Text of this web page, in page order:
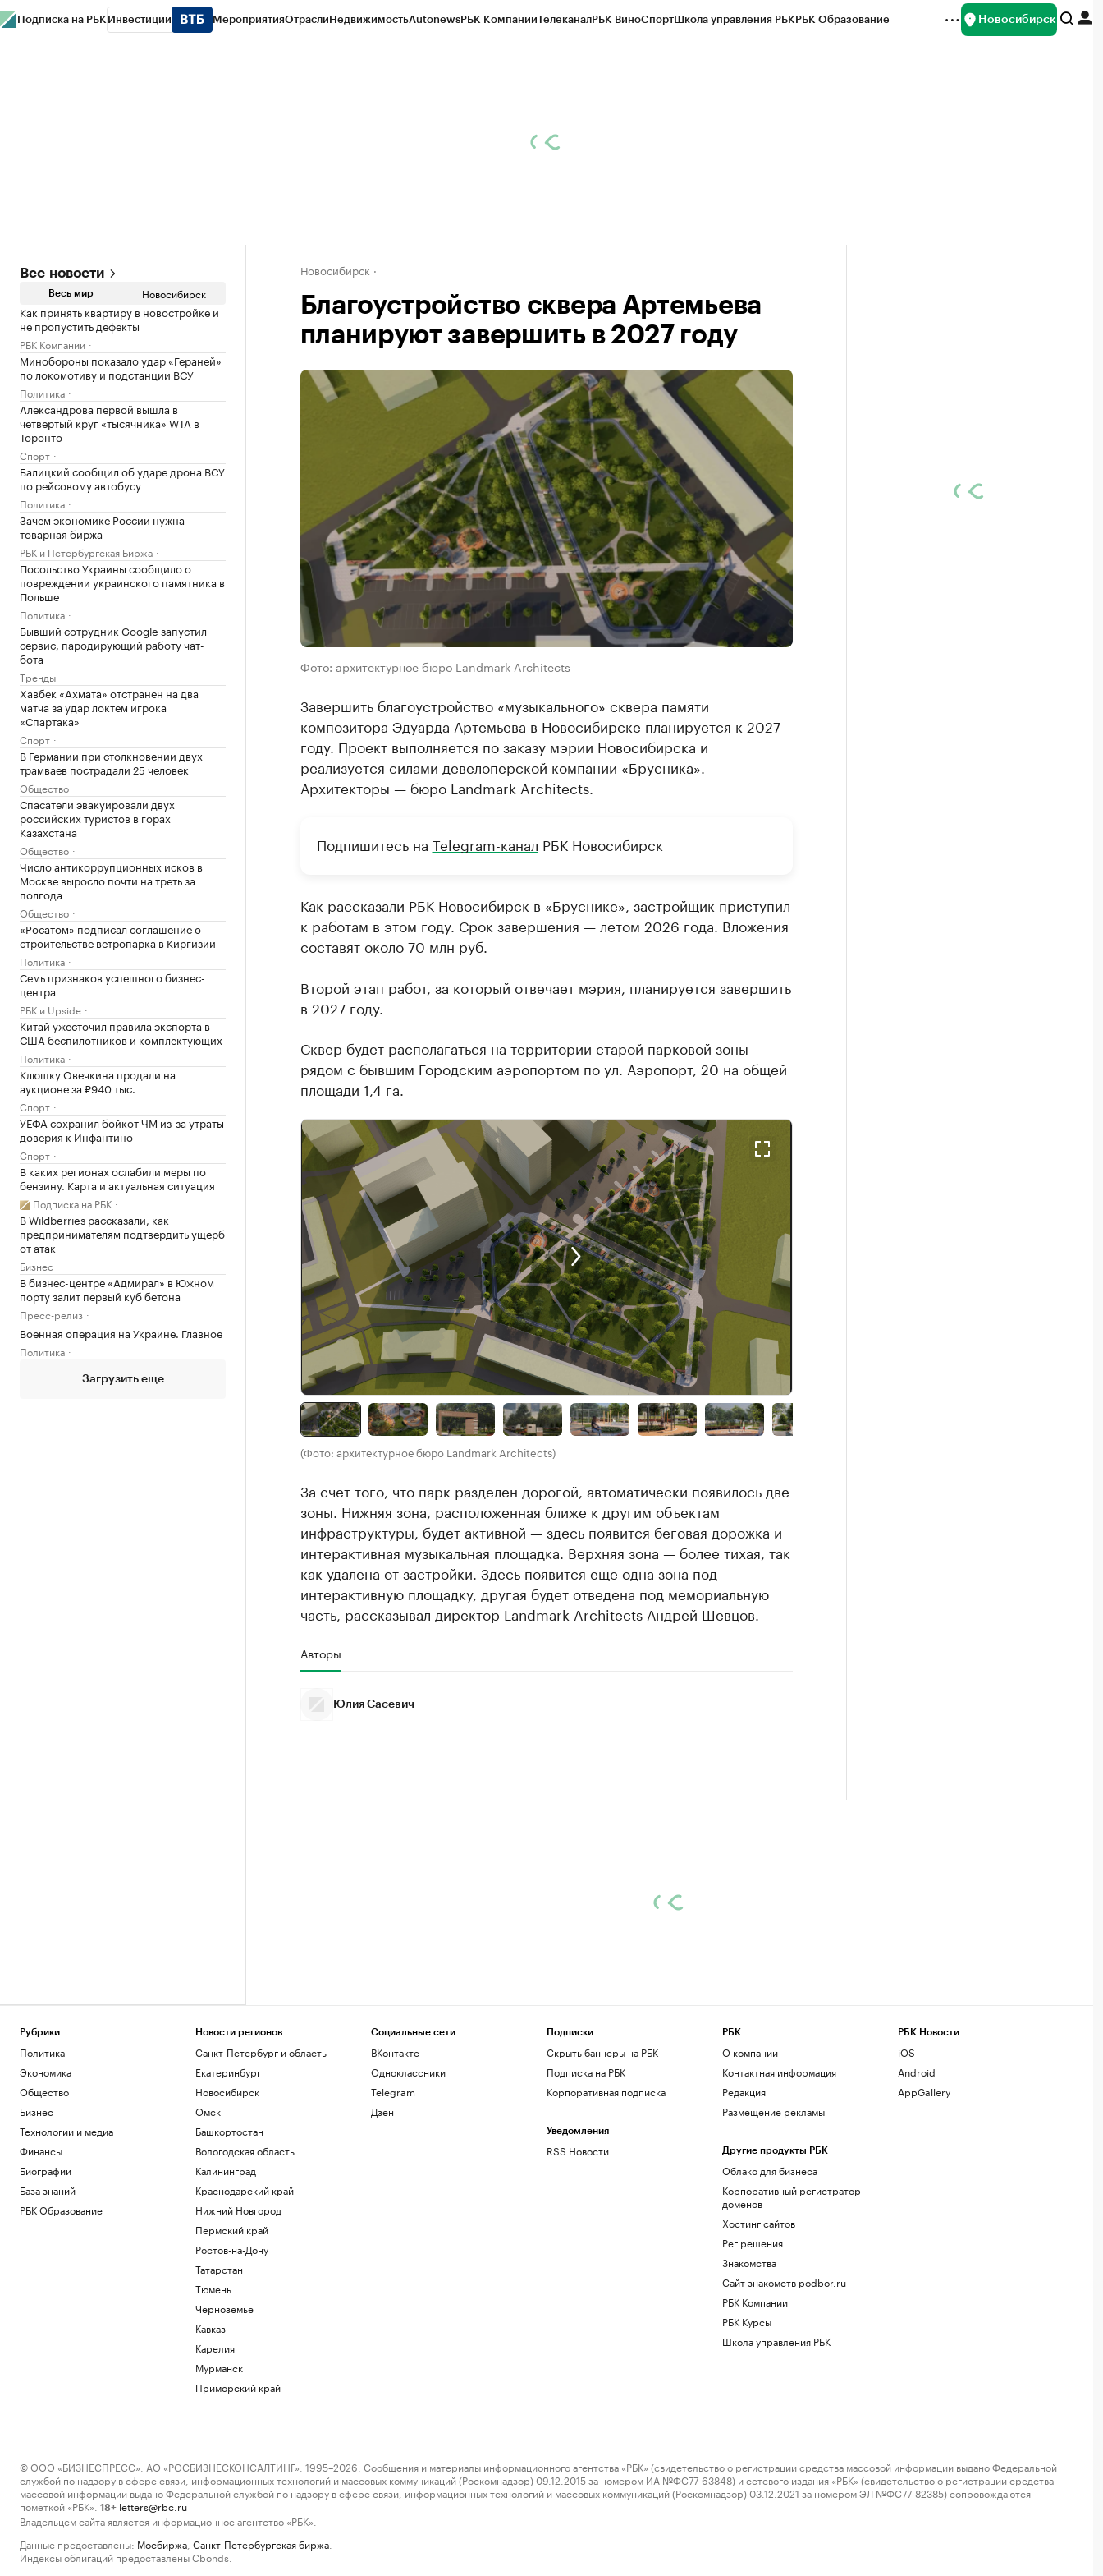
Подписка на РБК Инвестиции МероприятияОтраслиНедвижимостьAutonewsРБК КомпанииТелеканалРБК ВиноСпортШкола управления РБКРБК Образование Новосибирск
Все новости
Весь мир Новосибирск
Как принять квартиру в новостройке и
не пропустить дефекты
РБК Компании
Минобороны показало удар «Гераней»
по локомотиву и подстанции ВСУ
Политика
Александрова первой вышла в
четвертый круг «тысячника» WTA в
Торонто
Спорт
Балицкий сообщил об ударе дрона ВСУ
по рейсовому автобусу
Политика
Зачем экономике России нужна
товарная биржа
РБК и Петербургская Биржа
Посольство Украины сообщило о
повреждении украинского памятника в
Польше
Политика
Бывший сотрудник Google запустил
сервис, пародирующий работу чат-
бота
Тренды
Хавбек «Ахмата» отстранен на два
матча за удар локтем игрока
«Спартака»
Спорт
В Германии при столкновении двух
трамваев пострадали 25 человек
Общество
Спасатели эвакуировали двух
российских туристов в горах
Казахстана
Общество
Число антикоррупционных исков в
Москве выросло почти на треть за
полгода
Общество
«Росатом» подписал соглашение о
строительстве ветропарка в Киргизии
Политика
Семь признаков успешного бизнес-
центра
РБК и Upside
Китай ужесточил правила экспорта в
США беспилотников и комплектующих
Политика
Клюшку Овечкина продали на
аукционе за ₽940 тыс.
Спорт
УЕФА сохранил бойкот ЧМ из-за утраты
доверия к Инфантино
Спорт
В каких регионах ослабили меры по
бензину. Карта и актуальная ситуация
Подписка на РБК
В Wildberries рассказали, как
предпринимателям подтвердить ущерб
от атак
Бизнес
В бизнес-центре «Адмирал» в Южном
порту залит первый куб бетона
Пресс-релиз
Военная операция на Украине. Главное
Политика
Загрузить еще
Новосибирск
Благоустройство сквера Артемьева
планируют завершить в 2027 году
Фото: архитектурное бюро Landmark Architects
Завершить благоустройство «музыкального» сквера памяти
композитора Эдуарда Артемьева в Новосибирске планируется к 2027
году. Проект выполняется по заказу мэрии Новосибирска и
реализуется силами девелоперской компании «Брусника».
Архитекторы — бюро Landmark Architects.
Подпишитесь на Telegram-канал РБК Новосибирск
Как рассказали РБК Новосибирск в «Бруснике», застройщик приступил
к работам в этом году. Срок завершения — летом 2026 года. Вложения
составят около 70 млн руб.
Второй этап работ, за который отвечает мэрия, планируется завершить
в 2027 году.
Сквер будет располагаться на территории старой парковой зоны
рядом с бывшим Городским аэропортом по ул. Аэропорт, 20 на общей
площади 1,4 га.
(Фото: архитектурное бюро Landmark Architects)
За счет того, что парк разделен дорогой, автоматически появилось две
зоны. Нижняя зона, расположенная ближе к другим объектам
инфраструктуры, будет активной — здесь появится беговая дорожка и
интерактивная музыкальная площадка. Верхняя зона — более тихая, так
как удалена от застройки. Здесь появится еще одна зона под
интерактивную площадку, другая будет отведена под мемориальную
часть, рассказывал директор Landmark Architects Андрей Шевцов.
Авторы
Юлия Сасевич
Рубрики
Политика
Экономика
Общество
Бизнес
Технологии и медиа
Финансы
Биографии
База знаний
РБК Образование
Новости регионов
Санкт-Петербург и область
Екатеринбург
Новосибирск
Омск
Башкортостан
Вологодская область
Калининград
Краснодарский край
Нижний Новгород
Пермский край
Ростов-на-Дону
Татарстан
Тюмень
Черноземье
Кавказ
Карелия
Мурманск
Приморский край
Социальные сети
ВКонтакте
Одноклассники
Telegram
Дзен
Подписки
Скрыть баннеры на РБК
Подписка на РБК
Корпоративная подписка
Уведомления
RSS Новости
РБК
О компании
Контактная информация
Редакция
Размещение рекламы
Другие продукты РБК
Облако для бизнеса
Корпоративный регистратор
доменов
Хостинг сайтов
Рег.решения
Знакомства
Сайт знакомств podbor.ru
РБК Компании
РБК Курсы
Школа управления РБК
РБК Новости
iOS
Android
AppGallery
© ООО «БИЗНЕСПРЕСС», АО «РОСБИЗНЕСКОНСАЛТИНГ», 1995–2026. Сообщения и материалы информационного агентства «РБК» (свидетельство о регистрации средства массовой информации выдано Федеральной
службой по надзору в сфере связи, информационных технологий и массовых коммуникаций (Роскомнадзор) 09.12.2015 за номером ИА №ФС77-63848) и сетевого издания «РБК» (свидетельство о регистрации средства
массовой информации выдано Федеральной службой по надзору в сфере связи, информационных технологий и массовых коммуникаций (Роскомнадзор) 03.12.2021 за номером ЭЛ №ФС77-82385) сопровождаются
пометкой «РБК».
18+ letters@rbc.ru
Владельцем сайта является информационное агентство «РБК».
Данные предоставлены: Мосбиржа Санкт-Петербургская биржа
Индексы облигаций предоставлены Cbonds.